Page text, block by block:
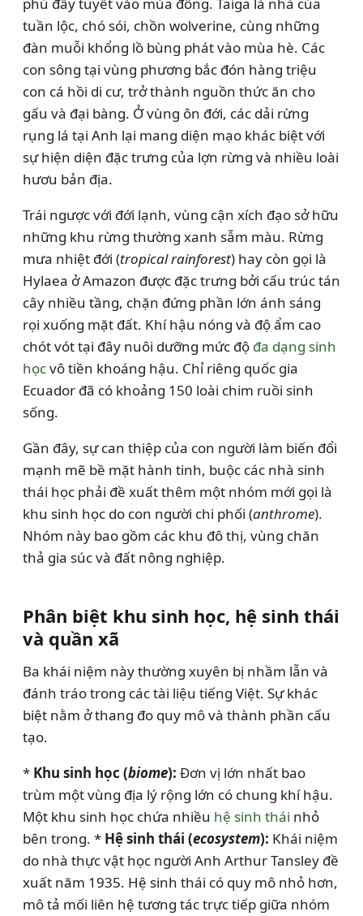
phủ đầy tuyết vào mùa đông. Taiga là nhà của
tuần lộc, chó sói, chồn wolverine, cùng những
đàn muỗi khổng lồ bùng phát vào mùa hè. Các
con sông tại vùng phương bắc đón hàng triệu
con cá hồi di cư, trở thành nguồn thức ăn cho
gấu và đại bàng. Ở vùng ôn đới, các dải rừng
rụng lá tại Anh lại mang diện mạo khác biệt với
sự hiện diện đặc trưng của lợn rừng và nhiều loài
hươu bản địa.
Trái ngược với đới lạnh, vùng cận xích đạo sở hữu
những khu rừng thường xanh sẫm màu. Rừng
mưa nhiệt đới (tropical rainforest) hay còn gọi là
Hylaea ở Amazon được đặc trưng bởi cấu trúc tán
cây nhiều tầng, chặn đứng phần lớn ánh sáng
rọi xuống mặt đất. Khí hậu nóng và độ ẩm cao
chót vót tại đây nuôi dưỡng mức độ đa dạng sinh
họcvô tiền khoáng hậu. Chỉ riêng quốc gia
Ecuador đã có khoảng 150 loài chim ruồi sinh
sống.
Gần đây, sự can thiệp của con người làm biến đổi
mạnh mẽ bề mặt hành tinh, buộc các nhà sinh
thái học phải đề xuất thêm một nhóm mới gọi là
khu sinh học do con người chi phối (anthrome).
Nhóm này bao gồm các khu đô thị, vùng chăn
thả gia súc và đất nông nghiệp.
Phân biệt khu sinh học, hệ sinh thái
và quần xã
Ba khái niệm này thường xuyên bị nhầm lẫn và
đánh tráo trong các tài liệu tiếng Việt. Sự khác
biệt nằm ở thang đo quy mô và thành phần cấu
tạo.
* Khu sinh học (biome): Đơn vị lớn nhất bao
trùm một vùng địa lý rộng lớn có chung khí hậu.
Một khu sinh học chứa nhiều hệ sinh thái nhỏ
bên trong. * Hệ sinh thái (ecosystem): Khái niệm
do nhà thực vật học người Anh Arthur Tansley đề
xuất năm 1935. Hệ sinh thái có quy mô nhỏ hơn,
mô tả mối liên hệ tương tác trực tiếp giữa nhóm